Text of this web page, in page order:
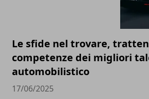
Le sfide nel trovare,
competenze dei migliori
automobilistico
17/06/2025